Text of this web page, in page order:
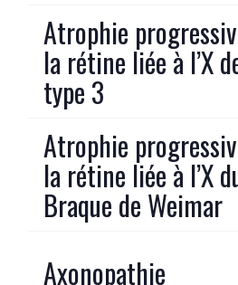
Atrophie
la rétine liée à l’X
type 3
Atrophie
la rétine liée à l’X
Braque de Weimar
Axonopathie